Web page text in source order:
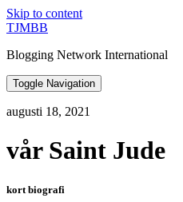
Skip to content
TJMBB
Blogging Network International
Toggle Navigation
augusti 18, 2021
vår Saint Jude
kort biografi